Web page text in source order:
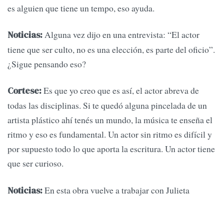
es alguien que tiene un tempo, eso ayuda.
Noticias:Alguna vez dijo en una entrevista: “El actor
tiene que ser culto, no es una elección, es parte del oficio”.
¿Sigue pensando eso?
Cortese:Es que yo creo que es así, el actor abreva de
todas las disciplinas. Si te quedó alguna pincelada de un
artista plástico ahí tenés un mundo, la música te enseña el
ritmo y eso es fundamental. Un actor sin ritmo es difícil y
por supuesto todo lo que aporta la escritura. Un actor tiene
que ser curioso.
Noticias:En esta obra vuelve a trabajar con Julieta